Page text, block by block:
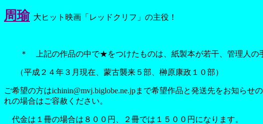
周瑜 大ヒット映画「レッドクリフ」の主役！
＊ 上記の作品の中で★をつけたものは、紙製本が若干、管理人の手
（平成２４年３月現在、蒙古襲来５部、榊原康政１０部）
ご希望の方はichinin@mvj.biglobe.ne.jpまで希望作品と発送先をお知ら
れの場合はご容赦ください。
代金は１冊の場合は８００円、２冊では１５００円になります。